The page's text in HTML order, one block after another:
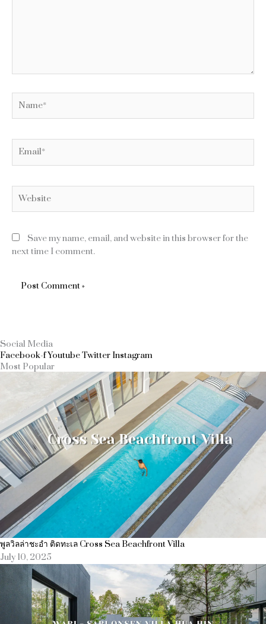
Save my name, email, and website in this browser for the
next time I comment.
Social Media
Facebook-fYoutubeTwitter Instagram
Most Popular
พูลวิลล่าชะอำ ติดทะเล Cross Sea Beachfront Villa
July 10, 2025